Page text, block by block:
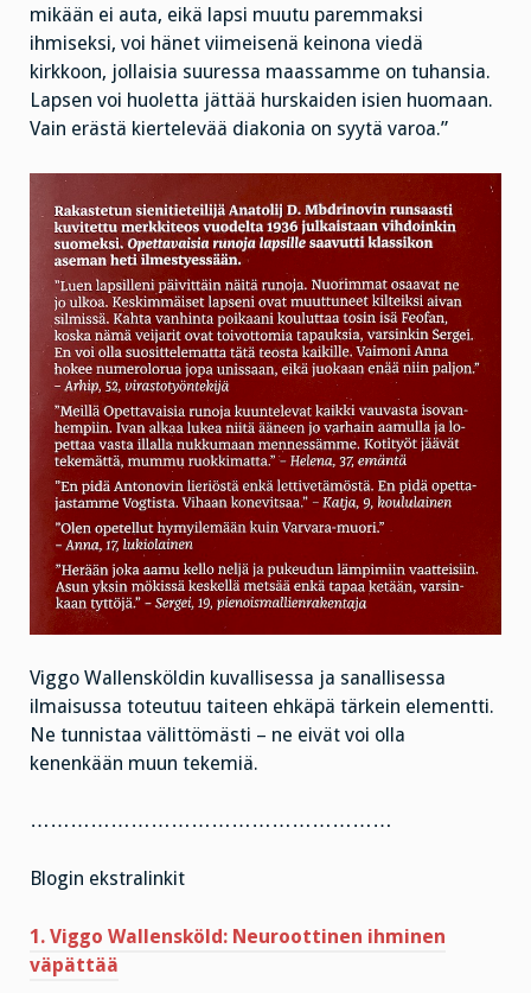
mikään ei auta, eikä lapsi muutu paremmaksi
ihmiseksi, voi hänet viimeisenä keinona viedä
kirkkoon, jollaisia suuressa maassamme on tuhansia.
Lapsen voi huoletta jättää hurskaiden isien huomaan.
Vain erästä kiertelevää diakonia on syytä varoa.”
Viggo Wallensköldin kuvallisessa ja sanallisessa
ilmaisussa toteutuu taiteen ehkäpä tärkein elementti.
Ne tunnistaa välittömästi – ne eivät voi olla
kenenkään muun tekemiä.
………………………………………………
Blogin ekstralinkit
1. Viggo Wallensköld: Neuroottinen ihminen
väpättää